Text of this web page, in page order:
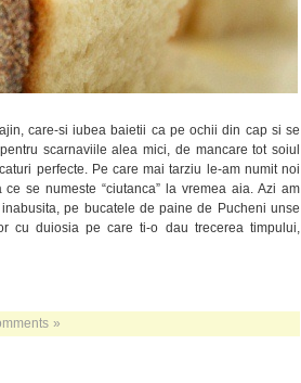
care-si iubea baietii ca pe ochii din cap si se
scarnaviile alea mici, de mancare tot soiul
perfecte. Pe care mai tarziu le-am numit noi
se numeste “ciutanca” la vremea aia. Azi am
pe bucatele de paine de Pucheni unse
cu duiosia pe care ti-o dau trecerea timpului,
»